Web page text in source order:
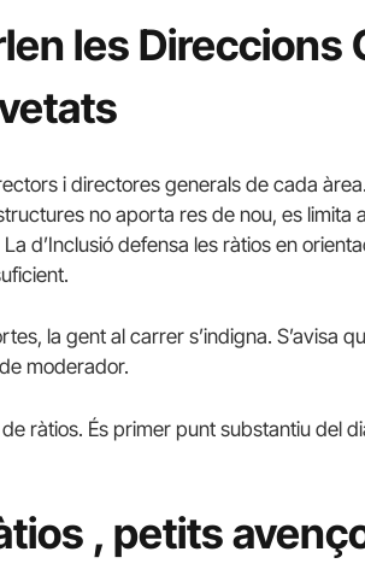
les Direccions
i directores generals de cada
no aporta res de nou, es limita
d’Inclusió defensa les ràtios en
la gent al carrer s’indigna. S’avisa
moderador.
ràtios. És primer punt substantiu del
, petits